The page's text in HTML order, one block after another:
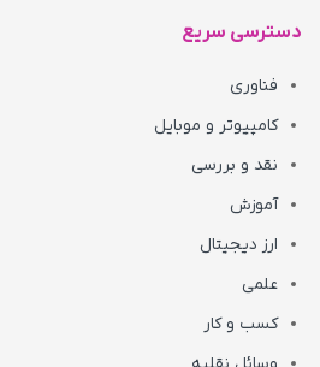
دسترسی سریع
فناوری
کامپیوتر و موبایل
نقد و بررسی
آموزش
ارز دیجیتال
علمی
کسب و کار